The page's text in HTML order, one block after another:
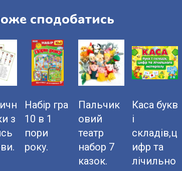
сподобатись
з
Набір гра
10 в 1
пори
року.
Пальчик
овий
театр
набор 7
казок.
Каса букв
і
складів,ц
ифр та
лічильно